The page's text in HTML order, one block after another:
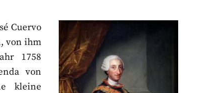
Cuervo
von ihm
1758
von
kleine